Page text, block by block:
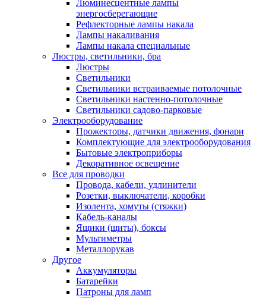
Люминесцентные лампы
энергосберегающие
Рефлекторные лампы накала
Лампы накаливания
Лампы накала специальные
Люстры, светильники, бра
Люстры
Светильники
Светильники встраиваемые потолочные
Светильники настенно-потолочные
Светильники садово-парковые
Электрооборудование
Прожекторы, датчики движения, фонари
Комплектующие для электрооборудования
Бытовые электроприборы
Декоративное освещение
Все для проводки
Провода, кабели, удлинители
Розетки, выключатели, коробки
Изолента, хомуты (стяжки)
Кабель-каналы
Ящики (щиты), боксы
Мультиметры
Металлорукав
Другое
Аккумуляторы
Батарейки
Патроны для ламп